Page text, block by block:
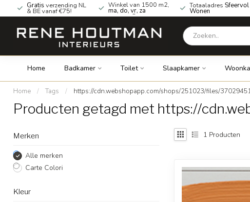
Gratis verzending NL
& BE vanaf €75!
Winkel van 1500 m2,
ma, do, vr, za
geopend!
Totaaladres Sfeervol
Wonen
Home Badkamer Toilet Slaapkamer
Home / Tags / https://cdn.webshopapp.com/shops/251023/files/
Producten getagd met https://
Merken
Alle merken
Carte Colori
Kleur
1 Producten